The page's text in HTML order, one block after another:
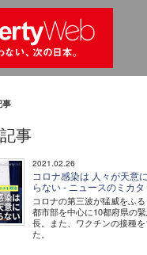
事
事
2021.02.26
コロナ感染は 人々が天意
らない - ニュースのミカタ
コロナの第三波が猛威をふる
都市部を中心に10都府県の
長。また、ワクチンの接種
た。